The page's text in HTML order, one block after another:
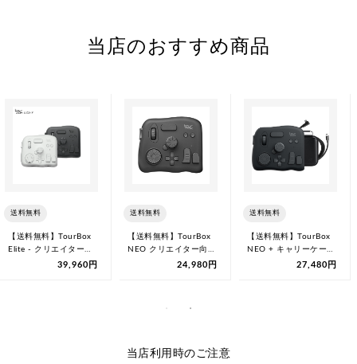
当店のおすすめ商品
送料無料
【送料無料】TourBox
Elite - クリエイター向
けの究極Bluet…39,960円
送料無料
【送料無料】TourBox
NEO クリエイター向
けソフトウェアコント
24,980円
送料無料
【送料無料】TourBox
NEO + キャリーケー
ス 左手デバイス 片27,480円
当店利用時のご注意